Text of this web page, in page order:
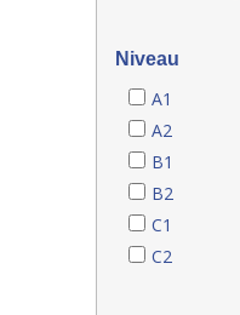
Niveau
A1
A2
B1
B2
C1
C2